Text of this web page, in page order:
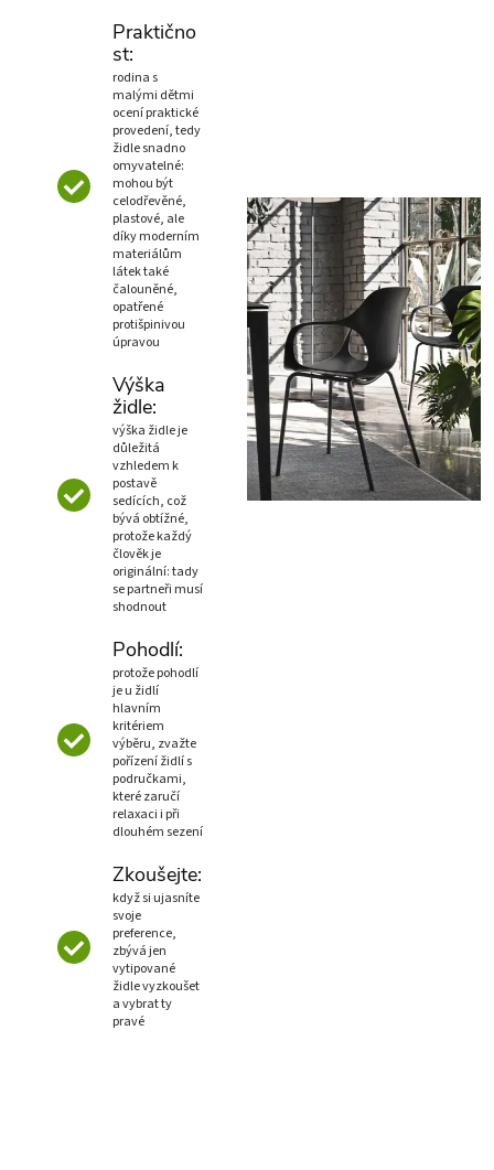
Praktično
st:
rodina s
malými dětmi
ocení praktické
provedení, tedy
židle snadno
omyvatelné:
mohou být
celodřevěné,
plastové, ale
díky moderním
materiálům
látek také
čalouněné,
opatřené
protišpinivou
úpravou
Výška
židle:
výška židle je
důležitá
vzhledem k
postavě
sedících, což
bývá obtížné,
protože každý
člověk je
originální: tady
se partneři musí
shodnout
Pohodlí:
protože pohodlí
je u židlí
hlavním
kritériem
výběru, zvažte
pořízení židlí s
područkami,
které zaručí
relaxaci i při
dlouhém sezení
Zkoušejte:
když si ujasníte
svoje
preference,
zbývá jen
vytipované
židle vyzkoušet
a vybrat ty
pravé